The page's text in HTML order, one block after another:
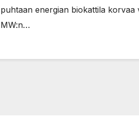
puhtaan energian biokattila korvaa
MW:n…